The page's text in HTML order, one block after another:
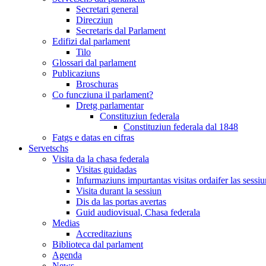
Secretari general
Direcziun
Secretaris dal Parlament
Edifizi dal parlament
Tilo
Glossari dal parlament
Publicaziuns
Broschuras
Co funcziuna il parlament?
Dretg parlamentar
Constituziun federala
Constituziun federala dal 1848
Fatgs e datas en cifras
Servetschs
Visita da la chasa federala
Visitas guidadas
Infurmaziuns impurtantas visitas ordaifer las
Visita durant la sessiun
Dis da las portas avertas
Guid audiovisual, Chasa federala
Medias
Accreditaziuns
Biblioteca dal parlament
Agenda